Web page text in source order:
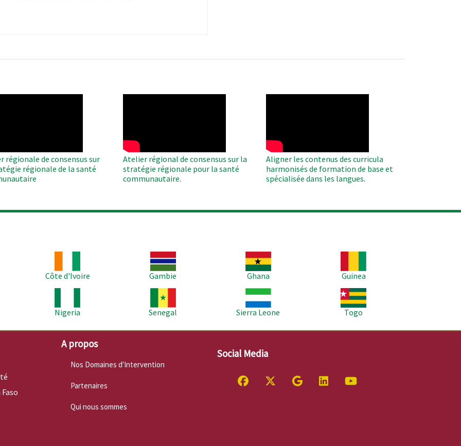
régionale de consensus sur
régionale de la santé
Atelier régional de consensus sur la
stratégie régionale pour la santé
communautaire.
Aligner les contenus des curricula
harmonisés de formation de base et
spécialisée dans les langues.
Côte d'Ivoire
Gambie
Ghana
Guinea
Nigeria
Senegal
Sierra Leone
Togo
A propos
Nos Domaines d'Intervention
Partenaires
Qui nous sommes
Social Media